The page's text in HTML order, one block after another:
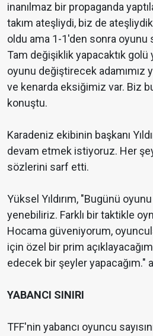
inanılmaz bir propaganda
takım ateşliydi, biz de
oldu ama 1-1'den sonra oyunu
Tam değişiklik yapacaktık golü
oyunu değiştirecek adamımız
ve kenarda eksiğimiz var. Biz
konuştu.
Karadeniz ekibinin başkanı
devam etmek istiyoruz. Her
sözlerini sarf etti.
Yüksel Yıldırım, "Bugünü
yenebiliriz. Farklı bir taktikle
Hocama güveniyorum,
için özel bir prim
edecek bir şeyler yapacağım."
YABANCI SINIRI
TFF'nin yabancı oyuncu